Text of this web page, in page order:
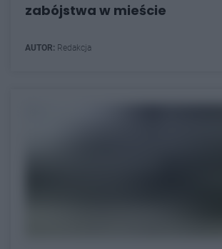
zabójstwa w mieście
AUTOR: Redakcja